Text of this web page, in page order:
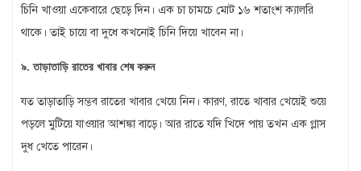
চিনি খাওয়া একেবারে ছেড়ে দিন। এক চা চামচে মোট ১৬ শতাংশ ক্যালরি
থাকে। তাই চায়ে বা দুধে কখনোই চিনি দিয়ে খাবেন না।
৯. তাড়াতাড়ি রাতের খাবার শেষ করুন
যত তাড়াতাড়ি সম্ভব রাতের খাবার খেয়ে নিন। কারণ, রাতে খাবার খেয়েই শুয়ে
পড়লে মুটিয়ে যাওয়ার আশঙ্কা বাড়ে। আর রাতে যদি খিদে পায় তখন এক গ্লাস
দুধ খেতে পারেন।